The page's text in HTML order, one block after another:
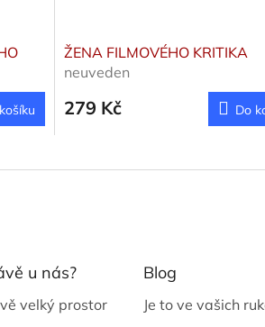
ŽENA FILMOVÉHO KRITIKA
neuveden
279 Kč Do
u nás?
velký prostor
Blog
Je to ve vašich